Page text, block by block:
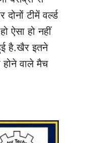
टीमें वर्ल्ड
ऐसा हो नहीं
है.खैर इतने
होने वाले मैच